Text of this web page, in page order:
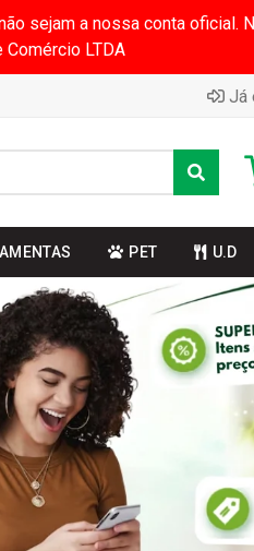
sejam a nossa conta oficial.
Comércio LTDA
Já
PET U.D